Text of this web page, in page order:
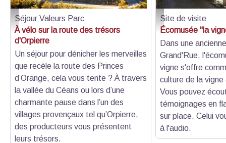
A vélo sur les routes des Baronnies provençales - YPOV Agency
Séjour Valeurs Parc
À vélo sur la route des trésors
d'Orpierre
Un séjour pour dénicher les merveilles
que recèle la route des Princes
d’Orange, cela vous tente ? À travers
la vallée du Céans ou lors d’une
charmante pause dans l’un des
villages provençaux tel qu’Orpierre,
des producteurs vous présentent
leurs trésors.
L'écomusée dans la
Site de visite
Écomusée "la
Dans une
Grand'Rue,
vigne s'offre
culture de la
Vous pouvez
témoignages en
sur place. Celui
à l'audio.